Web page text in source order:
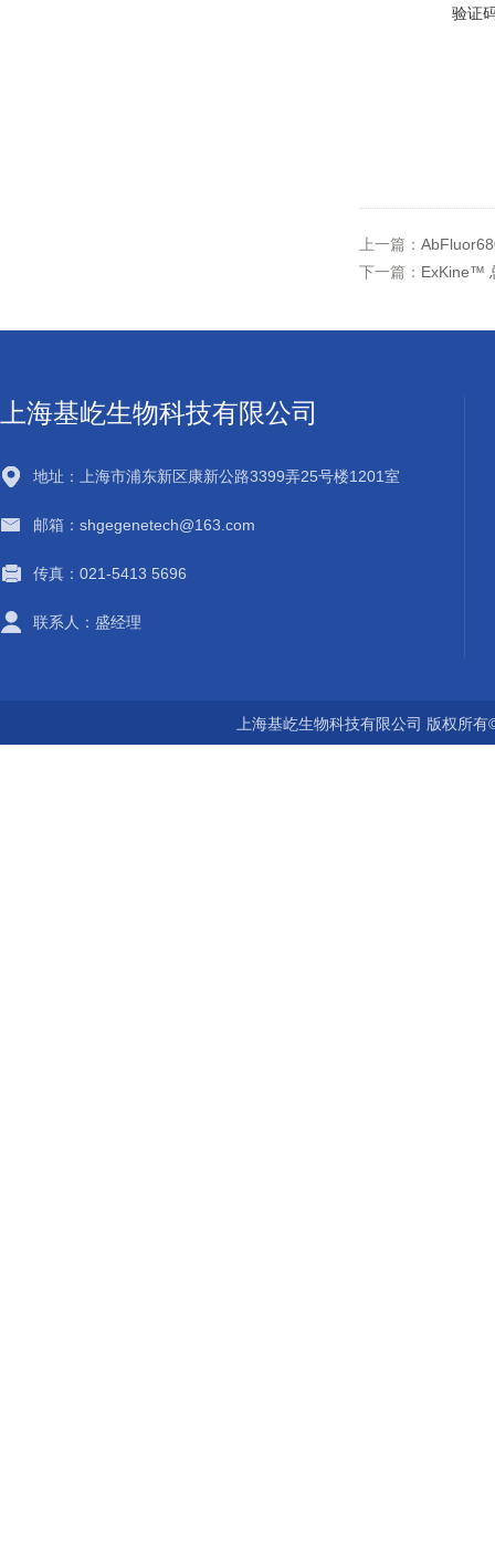
验证
上一篇：
下一篇： ExKine™
上海基屹生物科技有限公司
地址：上海市浦东新区康新公路3399弄25号楼1201室
邮箱：shgegenetech@163.com
传真：021-5413 5696
联系人：盛经理
上海基屹生物科技有限公司 版权所